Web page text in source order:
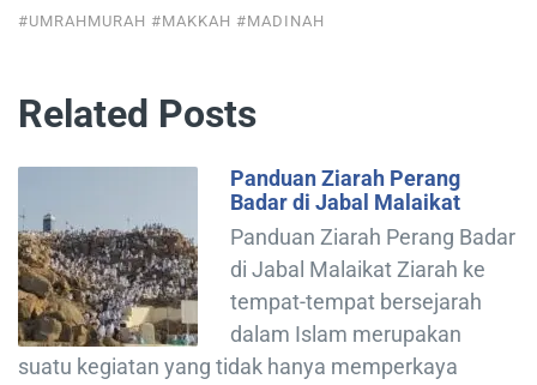
#UMRAHMURAH #MAKKAH #MADINAH
Related Posts
Panduan Ziarah Perang
Badar di Jabal Malaikat
Panduan Ziarah Perang Badar
di Jabal Malaikat Ziarah ke
tempat-tempat bersejarah
dalam Islam merupakan
suatu kegiatan yang tidak hanya memperkaya